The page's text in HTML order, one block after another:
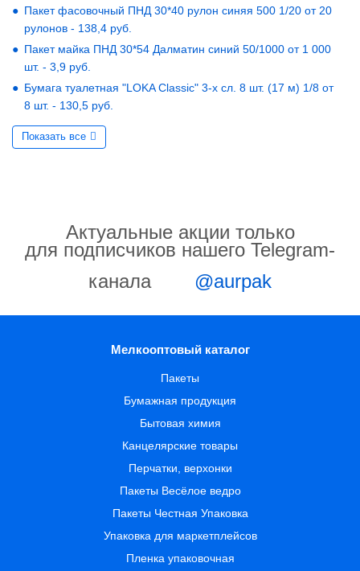
Пакет фасовочный ПНД 30*40 рулон синяя 500 1/20 от 20
рулонов - 138,4 руб.
Пакет майка ПНД 30*54 Далматин синий 50/1000 от 1 000
шт. - 3,9 руб.
Бумага туалетная "LOKA Classic" 3-х сл. 8 шт. (17 м) 1/8 от
8 шт. - 130,5 руб.
Показать все
Актуальные акции только
для подписчиков нашего Telegram-
канала
@aurpak
Мелкооптовый каталог
Пакеты
Бумажная продукция
Бытовая химия
Канцелярские товары
Перчатки, верхонки
Пакеты Весёлое ведро
Пакеты Честная Упаковка
Упаковка для маркетплейсов
Пленка упаковочная